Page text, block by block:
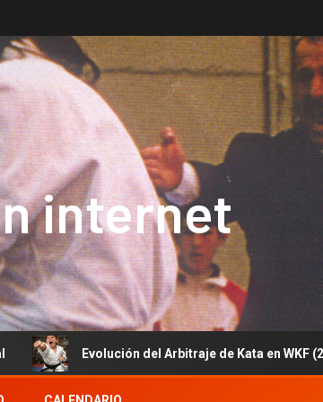
internet
Evolución del Arbitraje de Kata en WKF (2008–2024)